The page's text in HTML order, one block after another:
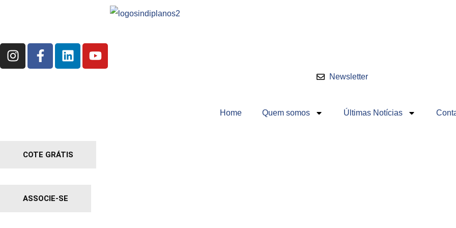
Newsletter
Home Quem somos Últimas Notícias
COTE GRÁTIS
ASSOCIE-SE